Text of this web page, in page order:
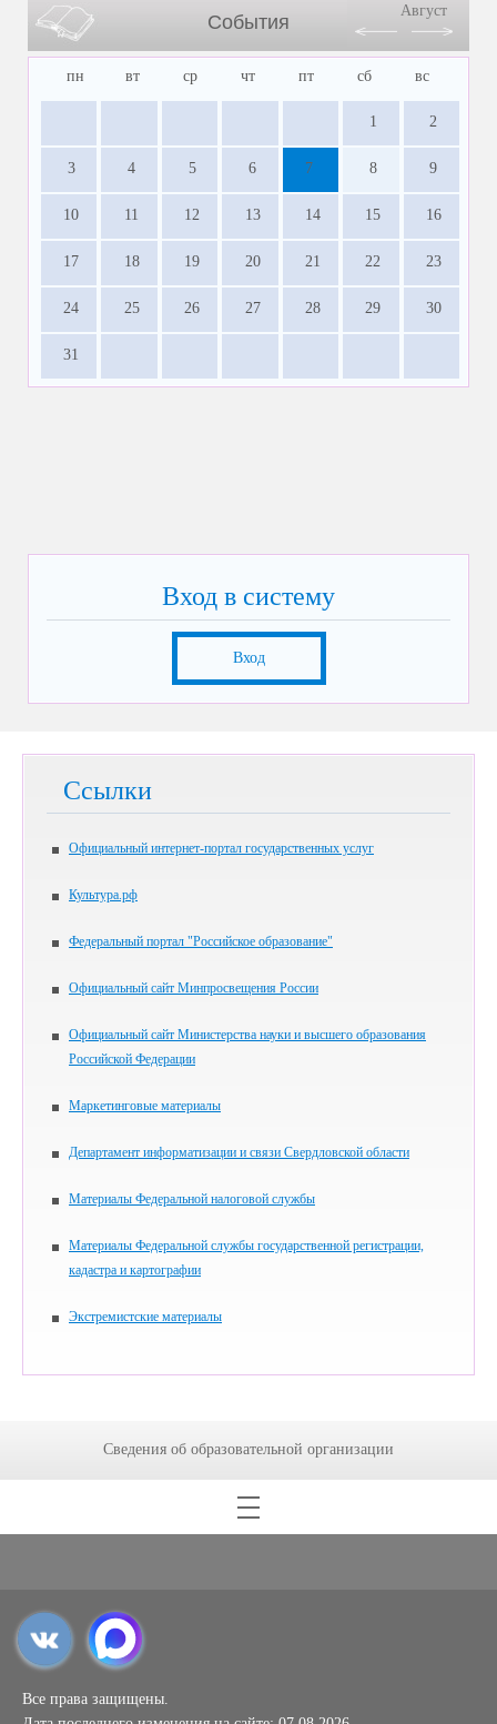
События
Август
пн вт ср чт пт сб вс
1 2
3 4 5 6 7 8 9
10 11 12 13 14 15 16
17 18 19 20 21 22 23
24 25 26 27 28 29 30
31
Вход в систему
Вход
Ссылки
Официальный интернет-портал государственных услуг
Культура.рф
Федеральный портал "Российское образование"
Официальный сайт Минпросвещения России
Официальный сайт Министерства науки и высшего образования
Российской Федерации
Маркетинговые материалы
Департамент информатизации и связи Свердловской области
Материалы Федеральной налоговой службы
Материалы Федеральной службы государственной регистрации,
кадастра и картографии
Экстремистские материалы
Сведения об образовательной организации
Все права защищены.